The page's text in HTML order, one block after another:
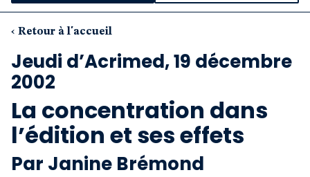
Nos propositions
Notre revue
Boutique
‹ Retour à l'accueil
Jeudi d’Acrimed, 19 décembre
2002
La concentration dans
l’édition et ses effets
Par Janine Brémond